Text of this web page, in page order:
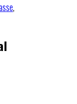
,